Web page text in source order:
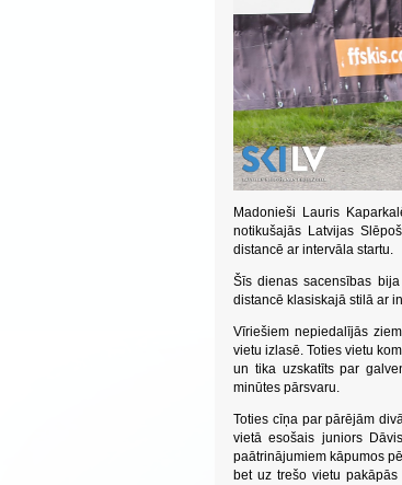
Madonieši Lauris
notikušajās Latvijas
distancē ar intervāla startu.
Šīs dienas sacensības
distancē klasiskajā stilā ar
Vīriešiem nepiedalījās
vietu izlasē. Toties vietu
un tika uzskatīts par
minūtes pārsvaru.
Toties cīņa par pārējām
vietā esošais juniors
paātrinājumiem kāpumos
bet uz trešo vietu